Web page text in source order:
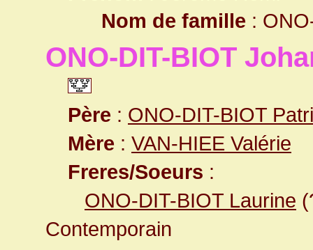
Nom de famille :
ONO-DIT-BIOT
Père : ONO-DIT-BIOT
Mère : VAN-HIEE Valérie
Freres/Soeurs :
ONO-DIT-BIOT Laurine
Contemporain